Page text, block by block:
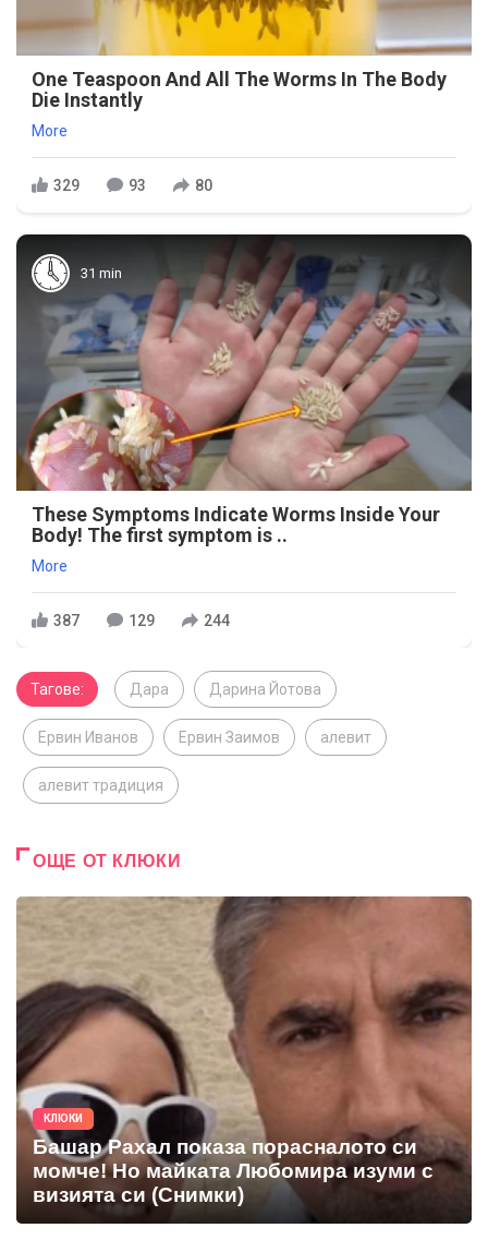
One Teaspoon And All The Worms In The Body
Die Instantly
More
329 93 80
31 min
These Symptoms Indicate Worms Inside Your
Body! The first symptom is ..
More
387 129 244
Тагове: Дара Дарина Йотова
Ервин Иванов Ервин Заимов алевит
алевит традиция
ОЩЕ ОТ КЛЮКИ
КЛЮКИ
Башар Рахал показа порасналото си
момче! Но майката Любомира изуми с
визията си (Снимки)